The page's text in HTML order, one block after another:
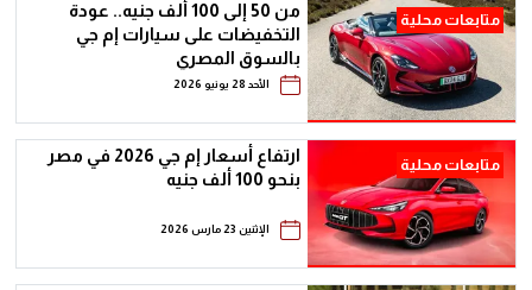
متابعات محلية
من 50 إلى 100 ألف جنيه.. عودة
التخفيضات على سيارات إم جي
بالسوق المصري
الأحد 28 يونيو 2026
متابعات محلية
ارتفاع أسعار إم جي 2026 في مصر
بنحو 100 ألف جنيه
الإثنين 23 مارس 2026